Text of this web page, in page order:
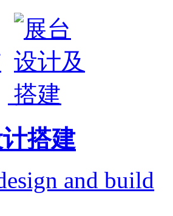
搭建
and build